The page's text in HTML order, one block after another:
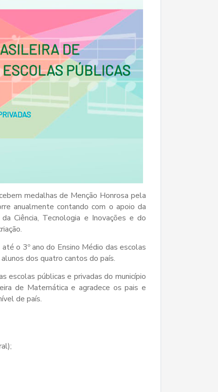
medalhas de Menção Honrosa pela
anualmente contando com o apoio da
Ciência, Tecnologia e Inovações e do
o 3º ano do Ensino Médio das escolas
dos quatro cantos do país.
escolas públicas e privadas do município
de Matemática e agradece os pais e
de país.